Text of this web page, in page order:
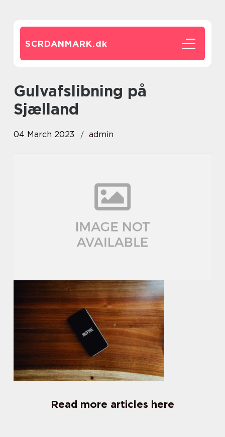
SCRDANMARK.dk
gulvafslibning på
Sjælland
04 March 2023 admin
Read more articles here